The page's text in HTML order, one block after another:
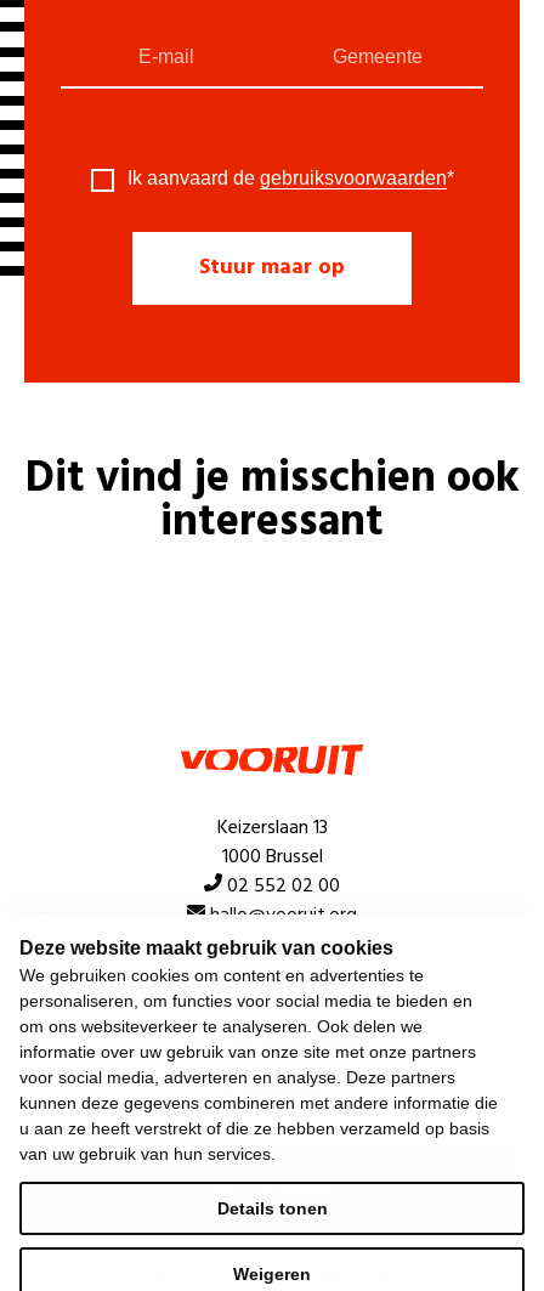
Deze website maakt gebruik van cookies
We gebruiken cookies om content en advertenties te
personaliseren, om functies voor social media te bieden en
om ons websiteverkeer te analyseren. Ook delen we
informatie over uw gebruik van onze site met onze partners
voor social media, adverteren en analyse. Deze partners
kunnen deze gegevens combineren met andere informatie die
u aan ze heeft verstrekt of die ze hebben verzameld op basis
van uw gebruik van hun services.
Weigeren
Details tonen
Ik aanvaard de gebruiksvoorwaarden*
Dit vind je misschien ook
interessant
Keizerslaan 13
1000 Brussel
02 552 02 00
hallo@vooruit.org
Snel
Over de beweging
Algemeen
Laatste nieuws